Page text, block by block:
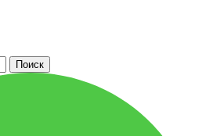
Поиск